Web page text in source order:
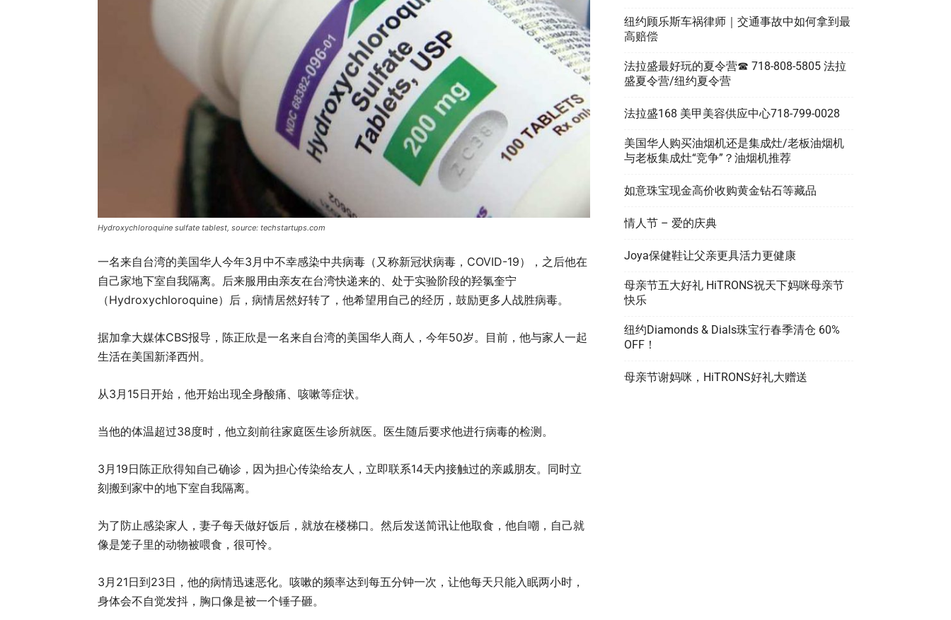
Hydroxychloroquine sulfate tablest, source: techstartups.com
一名来自台湾的美国华人今年3月中不幸感染中共病毒（又称新冠状病毒，COVID-19），之后他在
自己家地下室自我隔离。后来服用由亲友在台湾快递来的、处于实验阶段的羟氯奎宁
（Hydroxychloroquine）后，病情居然好转了，他希望用自己的经历，鼓励更多人战胜病毒。
据加拿大媒体CBS报导，陈正欣是一名来自台湾的美国华人商人，今年50岁。目前，他与家人一起
生活在美国新泽西州。
从3月15日开始，他开始出现全身酸痛、咳嗽等症状。
当他的体温超过38度时，他立刻前往家庭医生诊所就医。医生随后要求他进行病毒的检测。
3月19日陈正欣得知自己确诊，因为担心传染给友人，立即联系14天内接触过的亲戚朋友。同时立
刻搬到家中的地下室自我隔离。
为了防止感染家人，妻子每天做好饭后，就放在楼梯口。然后发送简讯让他取食，他自嘲，自己就
像是笼子里的动物被喂食，很可怜。
3月21日到23日，他的病情迅速恶化。咳嗽的频率达到每五分钟一次，让他每天只能入眠两小时，
身体会不自觉发抖，胸口像是被一个锤子砸。
纽约顾乐斯车祸律师｜交通事故中如何拿到最
高赔偿
法拉盛最好玩的夏令营☎ 718-808-5805 法拉
盛夏令营/纽约夏令营
法拉盛168 美甲美容供应中心718-799-0028
美国华人购买油烟机还是集成灶/老板油烟机
与老板集成灶“竞争”？油烟机推荐
如意珠宝现金高价收购黄金钻石等藏品
情人节 – 爱的庆典
Joya保健鞋让父亲更具活力更健康
母亲节五大好礼 HiTRONS祝天下妈咪母亲节
快乐
纽约Diamonds & Dials珠宝行春季清仓 60%
OFF！
母亲节谢妈咪，HiTRONS好礼大赠送